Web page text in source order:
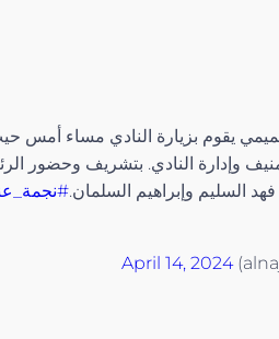
يقوم بزيارة النادي مساء أمس
وإدارة النادي. بتشريف وحضور
السليم وإبراهيم السلمان.
April 14, 2024